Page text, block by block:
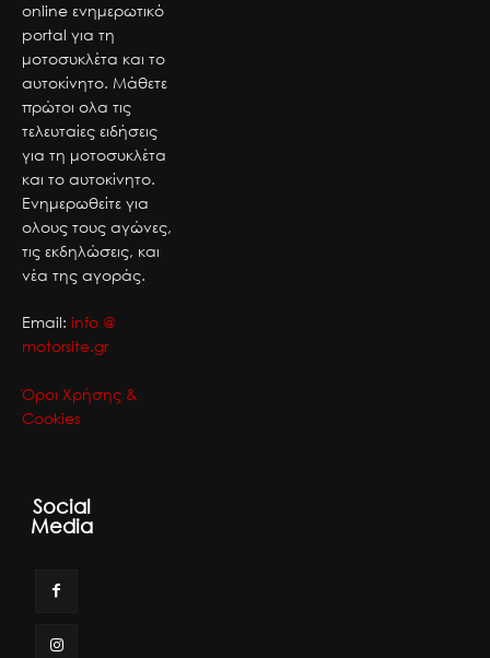
online ενημερωτικό
portal για τη
μοτοσυκλέτα και το
αυτοκίνητο. Μάθετε
πρώτοι ολα τις
τελευταίες ειδήσεις
για τη μοτοσυκλέτα
και το αυτοκίνητο.
Ενημερωθείτε για
ολους τους αγώνες,
τις εκδηλώσεις, και
νέα της αγοράς.
Email: info @
motorsite.gr
Όροι Χρήσης &
Cookies
Social
Media